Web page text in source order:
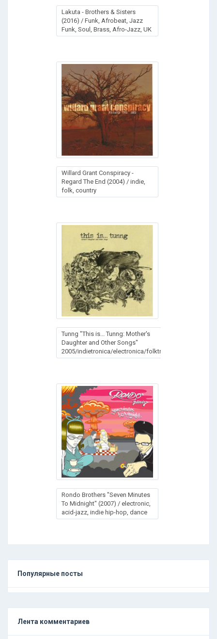
Lakuta - Brothers & Sisters
(2016) / Funk, Afrobeat, Jazz
Funk, Soul, Brass, Afro-Jazz, UK
Willard Grant Conspiracy -
Regard The End (2004) / indie,
folk, country
Tunng "This is... Tunng: Mother's
Daughter and Other Songs"
2005/indietronica/electronica/folktronica
Rondo Brothers "Seven Minutes
To Midnight" (2007) / electronic,
acid-jazz, indie hip-hop, dance
Популярные посты
Лента комментариев